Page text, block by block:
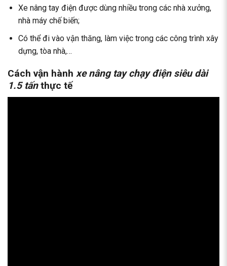
Xe nâng tay điện được dùng nhiều trong các nhà xưởng,
nhà máy chế biến;
Có thể đi vào vận thăng, làm việc trong các công trình xây
dựng, tòa nhà,…
Cách vận hành xe nâng tay chạy điện siêu dài
1.5 tấnthực tế